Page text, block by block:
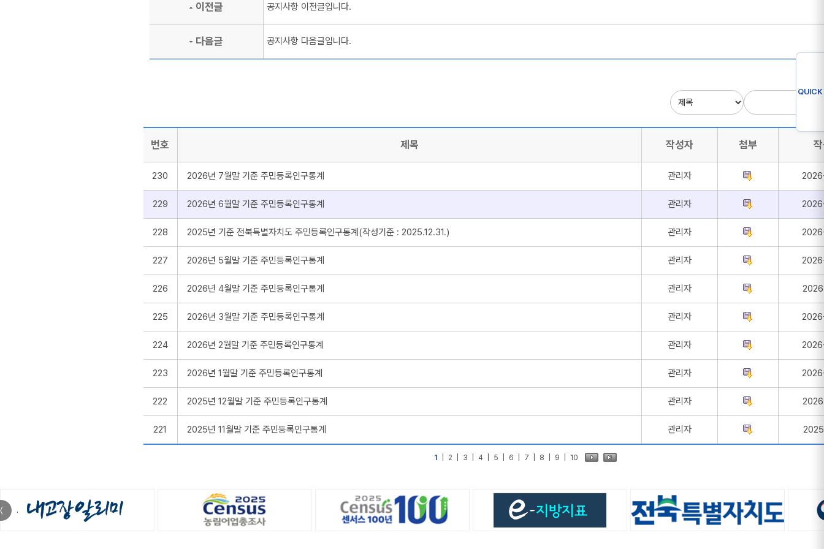
이전글 공지사항 이전글입니다.
다음글 공지사항 다음글입니다.
번호 제목 작성자 첨부
230 2026년 7월말 기준 주민등록인구통계 관리자
229 2026년 6월말 기준 주민등록인구통계 관리자
228 2025년 기준 전북특별자치도 주민등록인구통계(작성기준 : 2025.12.31.) 관리자
227 2026년 5월말 기준 주민등록인구통계 관리자
226 2026년 4월말 기준 주민등록인구통계 관리자
225 2026년 3월말 기준 주민등록인구통계 관리자
224 2026년 2월말 기준 주민등록인구통계 관리자
223 2026년 1월말 기준 주민등록인구통계 관리자
222 2025년 12월말 기준 주민등록인구통계 관리자
221 2025년 11월말 기준 주민등록인구통계 관리자
1 2 3 4 5 6 7 8 9 10
〈
QUICK